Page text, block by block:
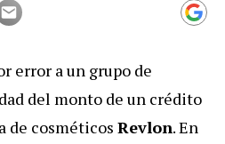
error a un grupo de
del monto de un crédito
de cosméticos Revlon. En